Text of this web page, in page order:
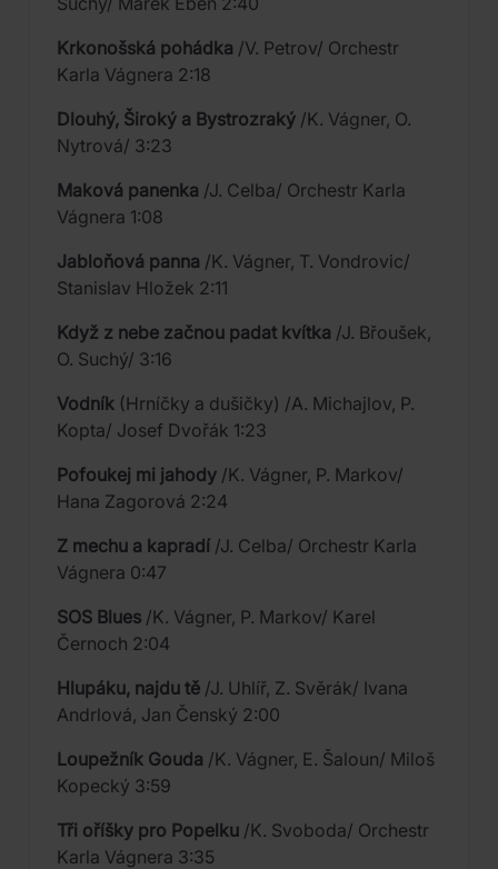
Krkonošská pohádka /V. Petrov/ Orchestr
Karla Vágnera 2:18
Dlouhý, Široký a Bystrozraký /K. Vágner, O.
Nytrová/ 3:23
Maková panenka /J. Celba/ Orchestr Karla
Vágnera 1:08
Jabloňová panna /K. Vágner, T. Vondrovic/
Stanislav Hložek 2:11
Když z nebe začnou padat kvítka /J. Břoušek,
O. Suchý/ 3:16
Vodník (Hrníčky a dušičky) /A. Michajlov, P.
Kopta/ Josef Dvořák 1:23
Pofoukej mi jahody /K. Vágner, P. Markov/
Hana Zagorová 2:24
Z mechu a kapradí /J. Celba/ Orchestr Karla
Vágnera 0:47
SOS Blues /K. Vágner, P. Markov/ Karel
Černoch 2:04
Hlupáku, najdu tě /J. Uhlíř, Z. Svěrák/ Ivana
Andrlová, Jan Čenský 2:00
Loupežník Gouda /K. Vágner, E. Šaloun/ Miloš
Kopecký 3:59
Tři oříšky pro Popelku /K. Svoboda/ Orchestr
Karla Vágnera 3:35